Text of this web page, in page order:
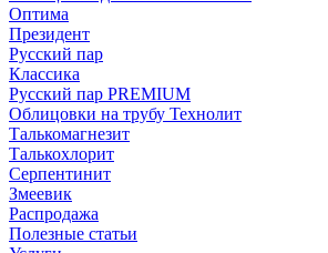
Оптима
Президент
Русский пар
Классика
Русский пар PREMIUM
Облицовки на трубу Технолит
Талькомагнезит
Талькохлорит
Серпентинит
Змеевик
Распродажа
Полезные статьи